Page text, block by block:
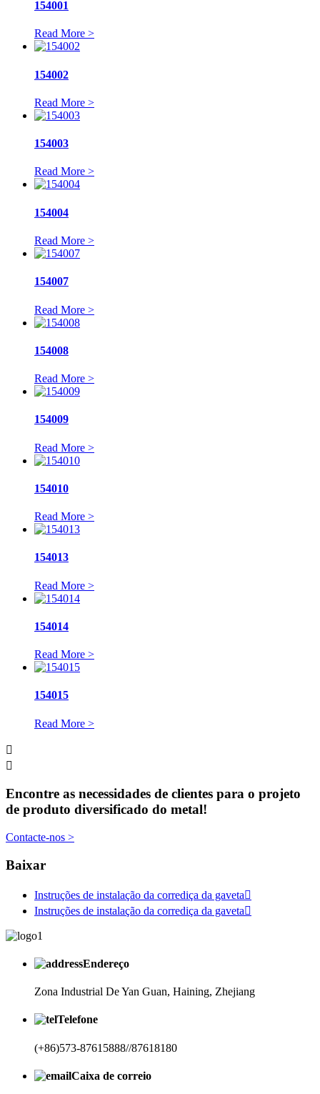
154001
Read More >
154002
Read More >
154003
Read More >
154004
Read More >
154007
Read More >
154008
Read More >
154009
Read More >
154010
Read More >
154013
Read More >
154014
Read More >
154015
Read More >


Encontre as necessidades de clientes para o projeto
de produto diversificado do metal!
Contacte-nos >
Baixar
Instruções de instalação da corrediça da gaveta
Instruções de instalação da corrediça da gaveta
Endereço
Zona Industrial De Yan Guan, Haining, Zhejiang
Telefone
(+86)573-87615888//87618180
Caixa de correio